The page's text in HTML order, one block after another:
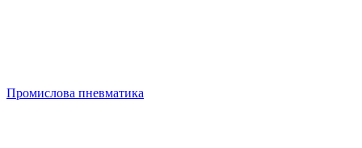
Промислова пневматика